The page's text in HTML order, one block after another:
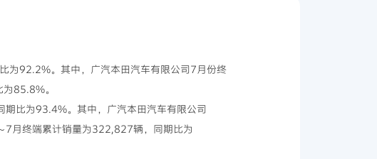
为92.2%。其中，广汽本田汽车有限公司7月份终
85.8%。
比为93.4%。其中，广汽本田汽车有限公司
月终端累计销量为322,827辆，同期比为